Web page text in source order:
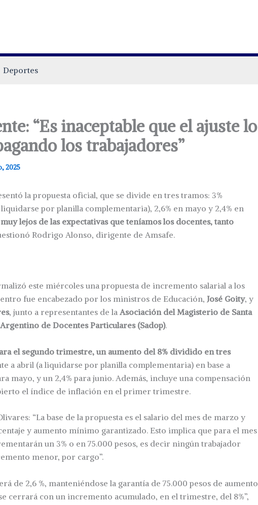
Deportes
“Es inaceptable que el ajuste lo
los trabajadores”
2025
la propuesta oficial, que se divide en tres tramos: 3%
por planilla complementaria), 2,6% en mayo y 2,4% en
lejos de las expectativas que teníamos los docentes, tanto
Rodrigo Alonso, dirigente de Amsafe.
este miércoles una propuesta de incremento salarial a los
fue encabezado por los ministros de Educación, José Goity, y
, junto a representantes de la Asociación del Magisterio de Santa
de Docentes Particulares (Sadop).
el segundo trimestre, un aumento del 8% dividido en tres
a abril (a liquidarse por planilla complementaria) en base a
mayo, y un 2,4% para junio. Además, incluye una compensación
el índice de inflación en el primer trimestre.
“La base de la propuesta es el salario del mes de marzo y
y aumento mínimo garantizado. Esto implica que para el mes
un 3% o en 75.000 pesos, es decir ningún trabajador
menor, por cargo”.
de 2,6 %, manteniéndose la garantía de 75.000 pesos de aumento
cerrará con un incremento acumulado, en el trimestre, del 8%”,